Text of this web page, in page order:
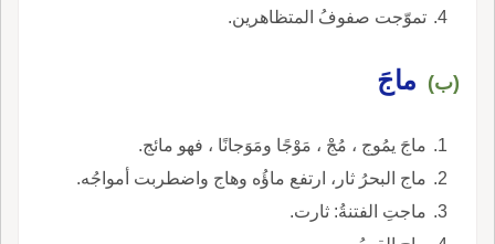
تموّجت صفوفُ المتظاهرين.
(ب) ماجَ
ماجَ يمُوج ، مُجْ ، مَوْجًا ومَوَجانًا ، فهو مائج.
ماج البحرُ ثار، ارتفع ماؤُه وهاج واضطربت أمواجُه.
ماجتِ الفتنةُ: ثارت.